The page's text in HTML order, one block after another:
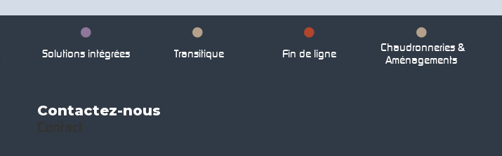
Solutions intégrées Transitique Fin de ligne
Chaudronneries &
Aménagements
Contactez-nous